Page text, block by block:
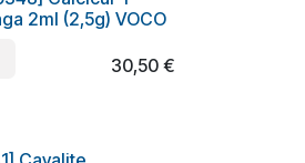
2ml (2,5g) VOCO
30,50€